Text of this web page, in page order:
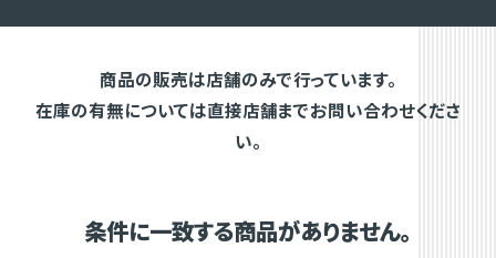
商品の販売は店舗のみで行っています。
在庫の有無については直接店舗までお問い合わせくださ
い。
条件に一致する商品がありません。